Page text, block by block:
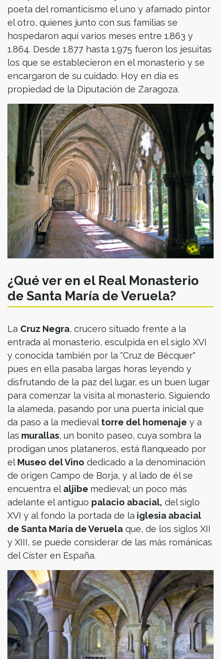
poeta del romanticismo el uno y afamado pintor
el otro, quienes junto con sus familias se
hospedaron aquí varios meses entre 1.863 y
1.864. Desde 1.877 hasta 1.975 fueron los jesuitas
los que se establecieron en el monasterio y se
encargaron de su cuidado. Hoy en día es
propiedad de la Diputación de Zaragoza.
¿Qué ver en el Real Monasterio
de Santa María de Veruela?
La Cruz Negra, crucero situado frente a la
entrada al monasterio, esculpida en el siglo XVI
y conocida también por la "Cruz de Bécquer"
pues en ella pasaba largas horas leyendo y
disfrutando de la paz del lugar, es un buen lugar
para comenzar la visita al monasterio. Siguiendo
la alameda, pasando por una puerta inicial que
da paso a la medieval torre del homenaje y a
las murallas, un bonito paseo, cuya sombra la
prodigan unos plataneros, está flanqueado por
el Museo del Vino dedicado a la denominación
de origen Campo de Borja, y al lado de él se
encuentra el aljibe medieval; un poco más
adelante el antiguo palacio abacial, del siglo
XVI y al fondo la portada de la iglesia abacial
de Santa María de Veruela que, de los siglos XII
y XIII, se puede considerar de las más románicas
del Císter en España.